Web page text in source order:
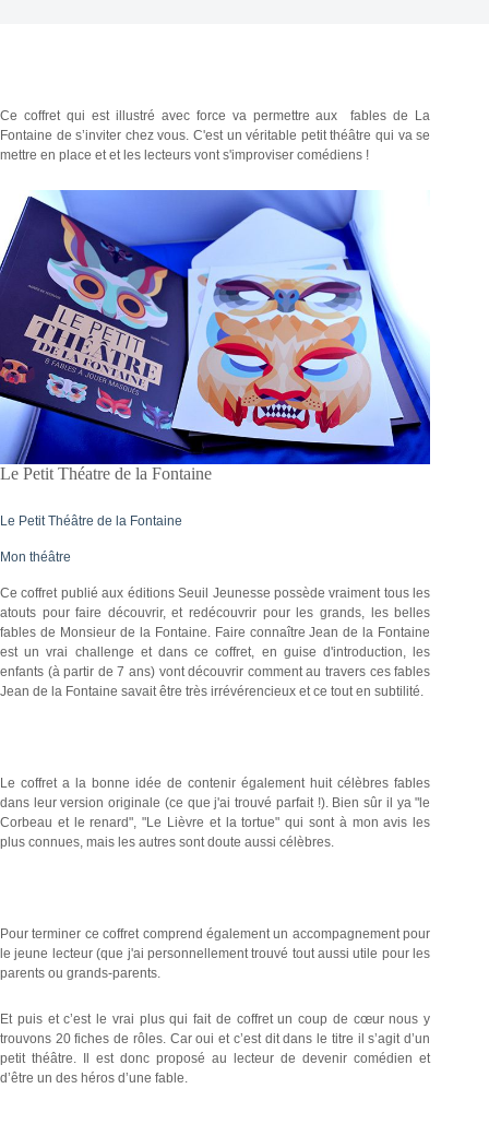
Ce coffret qui est illustré avec force va permettre aux fables de La
Fontaine de s’inviter chez vous. C'est un véritable petit théâtre qui va se
mettre en place et et les lecteurs vont s'improviser comédiens !
Le Petit Théatre de la Fontaine
Le Petit Théâtre de la Fontaine
Mon théâtre
Ce coffret publié aux éditions Seuil Jeunesse possède vraiment tous les
atouts pour faire découvrir, et redécouvrir pour les grands, les belles
fables de Monsieur de la Fontaine. Faire connaître Jean de la Fontaine
est un vrai challenge et dans ce coffret, en guise d'introduction, les
enfants (à partir de 7 ans) vont découvrir comment au travers ces fables
Jean de la Fontaine savait être très irrévérencieux et ce tout en subtilité.
Le coffret a la bonne idée de contenir également huit célèbres fables
dans leur version originale (ce que j'ai trouvé parfait !). Bien sûr il ya "le
Corbeau et le renard", "Le Lièvre et la tortue" qui sont à mon avis les
plus connues, mais les autres sont doute aussi célèbres.
Pour terminer ce coffret comprend également un accompagnement pour
le jeune lecteur (que j'ai personnellement trouvé tout aussi utile pour les
parents ou grands-parents.
Et puis et c’est le vrai plus qui fait de coffret un coup de cœur nous y
trouvons 20 fiches de rôles. Car oui et c’est dit dans le titre il s’agit d’un
petit théâtre. Il est donc proposé au lecteur de devenir comédien et
d’être un des héros d’une fable.